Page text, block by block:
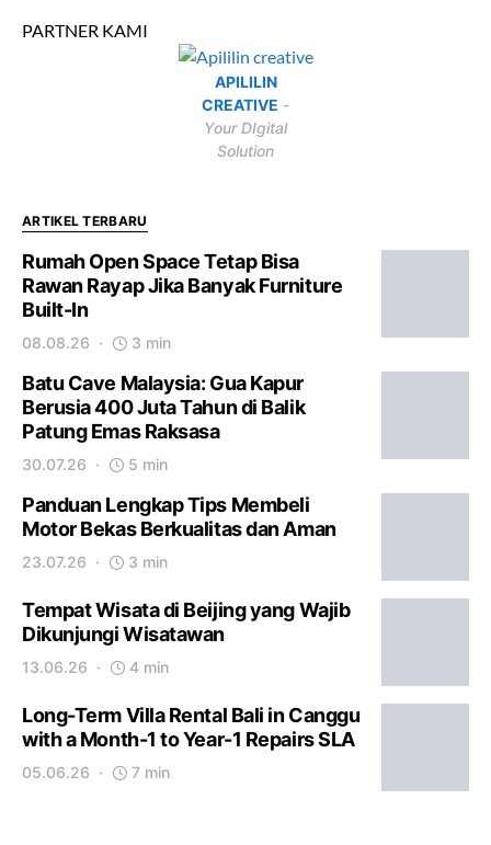
PARTNER KAMI
APILILIN
CREATIVE -
Your DIgital
Solution
ARTIKEL TERBARU
Rumah Open Space Tetap Bisa
Rawan Rayap Jika Banyak Furniture
Built-In
08.08.26 3 min
Batu Cave Malaysia: Gua Kapur
Berusia 400 Juta Tahun di Balik
Patung Emas Raksasa
30.07.26 5 min
Panduan Lengkap Tips Membeli
Motor Bekas Berkualitas dan Aman
23.07.26 3 min
Tempat Wisata di Beijing yang Wajib
Dikunjungi Wisatawan
13.06.26 4 min
Long-Term Villa Rental Bali in Canggu
with a Month-1 to Year-1 Repairs SLA
05.06.26 7 min